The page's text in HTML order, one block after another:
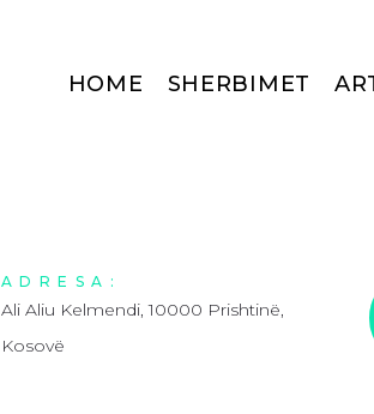
HOME SHERBIMET
ADRESA:
Ali Aliu Kelmendi, 10000 Prishtinë,
Kosovë